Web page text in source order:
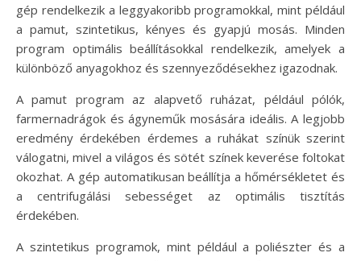
gép rendelkezik a leggyakoribb programokkal, mint például
a pamut, szintetikus, kényes és gyapjú mosás. Minden
program optimális beállításokkal rendelkezik, amelyek a
különböző anyagokhoz és szennyeződésekhez igazodnak.
A pamut program az alapvető ruházat, például pólók,
farmernadrágok és ágyneműk mosására ideális. A legjobb
eredmény érdekében érdemes a ruhákat színük szerint
válogatni, mivel a világos és sötét színek keverése foltokat
okozhat. A gép automatikusan beállítja a hőmérsékletet és
a centrifugálási sebességet az optimális tisztítás
érdekében.
A szintetikus programok, mint például a poliészter és a